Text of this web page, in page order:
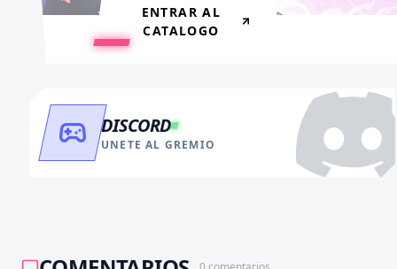
ENTRAR AL
CATALOGO
DISCORD
UNETE AL GREMIO